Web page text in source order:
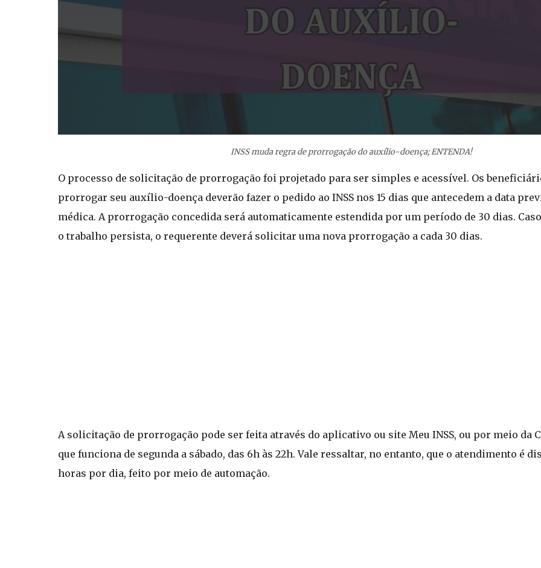
INSS muda regra de prorrogação do auxílio-doença; ENTENDA!
O processo de solicitação de prorrogação foi projetado para ser simples e acessível. Os
prorrogar seu auxílio-doença deverão fazer o pedido ao INSS nos 15 dias que antecedem a data
médica. A prorrogação concedida será automaticamente estendida por um período de 30 dias.
o trabalho persista, o requerente deverá solicitar uma nova prorrogação a cada 30 dias.
A solicitação de prorrogação pode ser feita através do aplicativo ou site Meu INSS, ou por meio da
que funciona de segunda a sábado, das 6h às 22h. Vale ressaltar, no entanto, que o atendimento é
horas por dia, feito por meio de automação.